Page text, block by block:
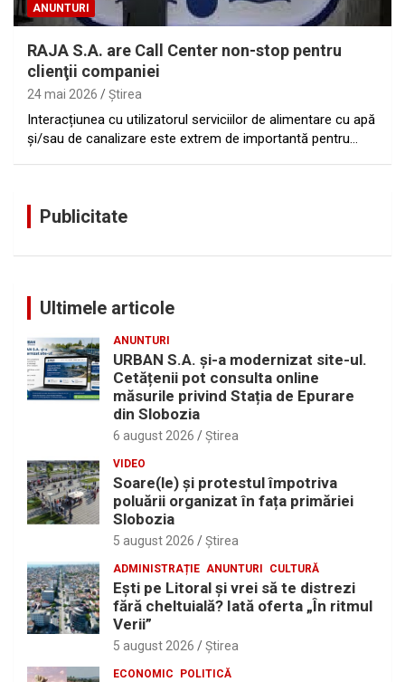
ANUNTURI
RAJA S.A. are Call Center non-stop pentru
clienţii companiei
24 mai 2026 Ştirea
Interacțiunea cu utilizatorul serviciilor de alimentare cu apă
și/sau de canalizare este extrem de importantă pentru…
Publicitate
Ultimele articole
ANUNTURI
URBAN S.A. și-a modernizat site-ul.
Cetățenii pot consulta online
măsurile privind Stația de Epurare
din Slobozia
6 august 2026 Ştirea
VIDEO
Soare(le) și protestul împotriva
poluării organizat în fața primăriei
Slobozia
5 august 2026 Ştirea
ADMINISTRAȚIE ANUNTURI CULTURĂ
Eşti pe Litoral şi vrei să te distrezi
fără cheltuială? Iată oferta „În ritmul
Verii”
5 august 2026 Ştirea
ECONOMIC POLITICĂ